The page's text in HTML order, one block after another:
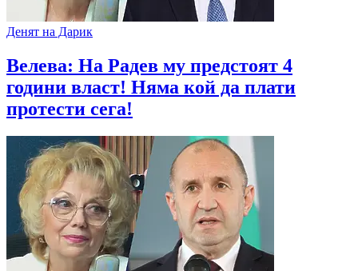
Денят на Дарик
Велева: На Радев му предстоят 4
години власт! Няма кой да плати
протести сега!